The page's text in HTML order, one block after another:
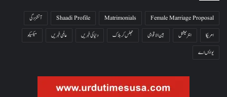
Female Marriage Proposal
Matrimonials
Shaadi Profile
آتشزدگی
امریکا
انٹرنیشنل بین الاقوامی جھلس کر ہلاک دنیا کی خبریں عالمی خبریں
میکسیکو
یو ایس اے